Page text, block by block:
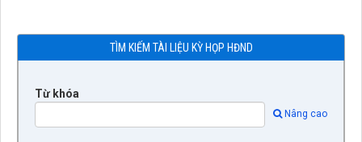
TÌM KIẾM TÀI LIỆU KỲ HỌP HĐND
Từ khóa
Nâng cao